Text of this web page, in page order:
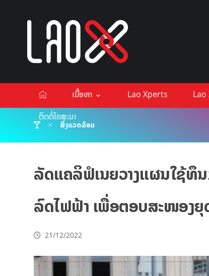
ເນື້ອຫາ Lao Xperts Lao
ຕິດຕໍ່ໂຄສະນາ
ສິ່ງແວດລ້ອມ
ລັດແຄລິຟໍເນຍວາງແຜນໃຊ້ທຶນ
ລົດໄຟຟ້າ ເພື່ອຕອບສະໜອງຍຸ
21/12/2022